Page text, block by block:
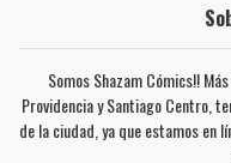
Somos Shazam Cómics!!
Providencia y Santiago Centro,
de la ciudad, ya que estamos en